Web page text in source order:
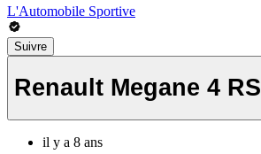
L'Automobile Sportive
Suivre
Renault Megane 4
il y a 8 ans